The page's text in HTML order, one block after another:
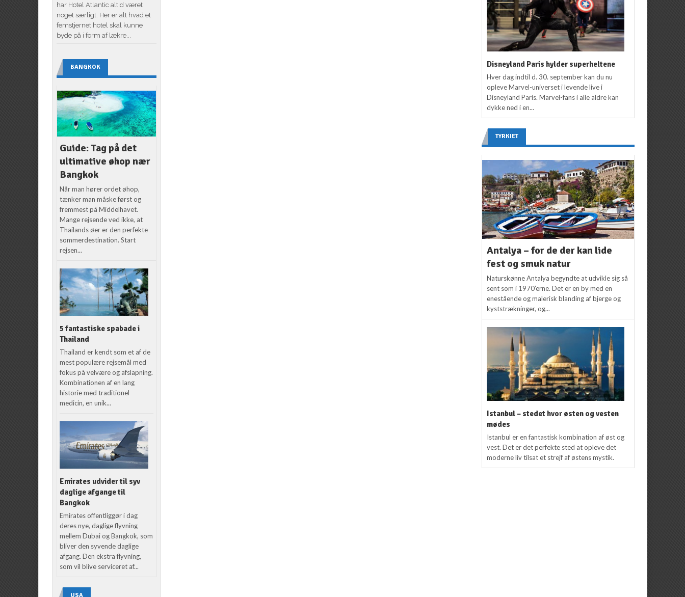
har Hotel Atlantic altid været
noget særligt. Her er alt hvad et
femstjernet hotel skal kunne
byde på i form af lækre...
BANGKOK
Guide: Tag på det
ultimative øhop nær
Bangkok
Når man hører ordet øhop,
tænker man måske først og
fremmest på Middelhavet.
Mange rejsende ved ikke, at
Thailands øer er den perfekte
sommerdestination. Start
rejsen...
5 fantastiske spabade i
Thailand
Thailand er kendt som et af de
mest populære rejsemål med
fokus på velvære og afslapning.
Kombinationen af en lang
historie med traditionel
medicin, en unik...
Emirates udvider til syv
daglige afgange til
Bangkok
Emirates offentliggør i dag
deres nye, daglige flyvning
mellem Dubai og Bangkok, som
bliver den syvende daglige
afgang. Den ekstra flyvning,
som vil blive serviceret af...
USA
Disneyland Paris hylder superheltene
Hver dag indtil d. 30. september kan du nu
opleve Marvel-universet i levende live i
Disneyland Paris. Marvel-fans i alle aldre kan
dykke ned i en...
TYRKIET
Antalya – for de der kan lide
fest og smuk natur
Naturskønne Antalya begyndte at udvikle sig så
sent som i 1970’erne. Det er en by med en
enestående og malerisk blanding af bjerge og
kyststrækninger, og...
Istanbul – stedet hvor østen og vesten
mødes
Istanbul er en fantastisk kombination af øst og
vest. Det er det perfekte sted at opleve det
moderne liv tilsat et strejf af østens mystik.